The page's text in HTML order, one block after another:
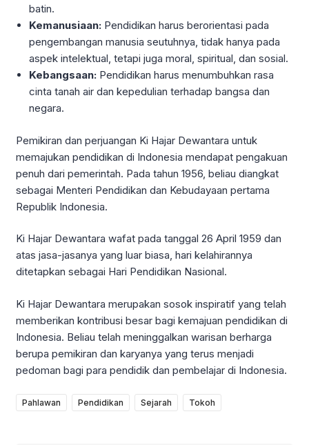
batin.
Kemanusiaan: Pendidikan harus berorientasi pada
pengembangan manusia seutuhnya, tidak hanya pada
aspek intelektual, tetapi juga moral, spiritual, dan sosial.
Kebangsaan: Pendidikan harus menumbuhkan rasa
cinta tanah air dan kepedulian terhadap bangsa dan
negara.
Pemikiran dan perjuangan Ki Hajar Dewantara untuk
memajukan pendidikan di Indonesia mendapat pengakuan
penuh dari pemerintah. Pada tahun 1956, beliau diangkat
sebagai Menteri Pendidikan dan Kebudayaan pertama
Republik Indonesia.
Ki Hajar Dewantara wafat pada tanggal 26 April 1959 dan
atas jasa-jasanya yang luar biasa, hari kelahirannya
ditetapkan sebagai Hari Pendidikan Nasional.
Ki Hajar Dewantara merupakan sosok inspiratif yang telah
memberikan kontribusi besar bagi kemajuan pendidikan di
Indonesia. Beliau telah meninggalkan warisan berharga
berupa pemikiran dan karyanya yang terus menjadi
pedoman bagi para pendidik dan pembelajar di Indonesia.
Pahlawan Pendidikan Sejarah Tokoh